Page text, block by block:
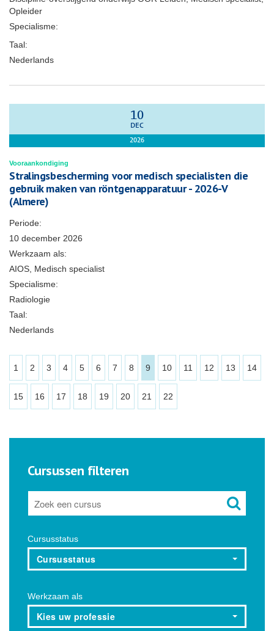
Opleider
Specialisme:
Taal:
Nederlands
10
DEC
2026
Vooraankondiging
Stralingsbescherming voor medisch specialisten die
gebruik maken van röntgenapparatuur - 2026-V
(Almere)
Periode:
10 december 2026
Werkzaam als:
AIOS, Medisch specialist
Specialisme:
Radiologie
Taal:
Nederlands
1 2 3 4 5 6 7 8 9 10 11 12 13 14
15 16 17 18 19 20 21 22
Cursussen filteren
Cursusstatus
Cursusstatus
Werkzaam als
Kies uw professie